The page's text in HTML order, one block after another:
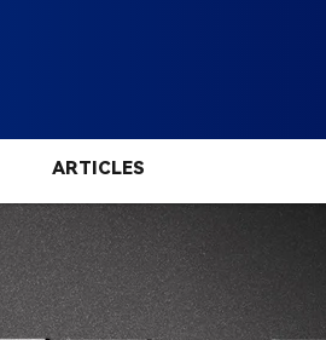
ARTICLES